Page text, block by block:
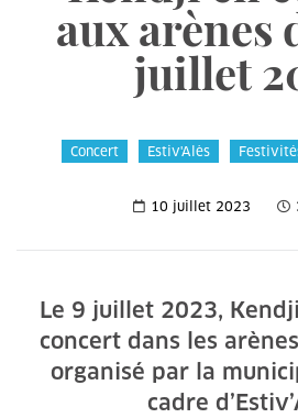
aux arènes
juillet
Concert Estiv'Alès
10 juillet 2023
Le 9 juillet 2023,
concert dans les
organisé par la
cadre